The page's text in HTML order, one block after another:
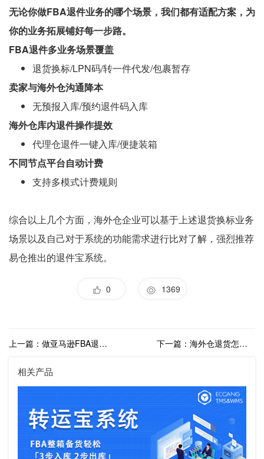
无论你做FBA退件业务的哪个场景，我们都有适配方案，为
你的业务拓展铺好每一步路。
FBA退件多业务场景覆盖
退货换标/LPN码/转一件代发/包裹暂存
卖家与海外仓沟通降本
无预报入库/预约退件码入库
海外仓库内退件操作提效
代理仓退件一键入库/便捷装箱
不同节点平台自动计费
支持多模式计费规则
综合以上几个方面，海外仓企业可以基于上述退货换标业务
场景以及自己对于系统的功能需求进行比对了解，强烈推荐
易仓推出的退件宝系统。
0 1369
上一篇：做亚马逊FBA退件用什么系统好？海外仓退件管理系统推荐 下一篇：海外仓退货怎么处理？推荐用海外仓退货管理系统
相关产品